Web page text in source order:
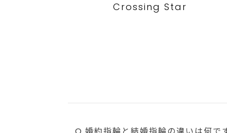
Crossing Star